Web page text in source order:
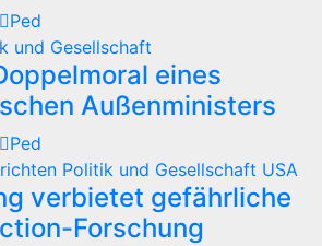
Ped
und Gesellschaft
eines
Außenministers
Ped
Politik und Gesellschaft USA
verbietet gefährliche
Forschung